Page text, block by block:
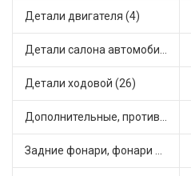
Детали двигателя (4)
Детали салона автомобиля (28)
Детали ходовой (26)
Дополнительные, противотуманные фары (2)
Задние фонари, фонари видимости (3)